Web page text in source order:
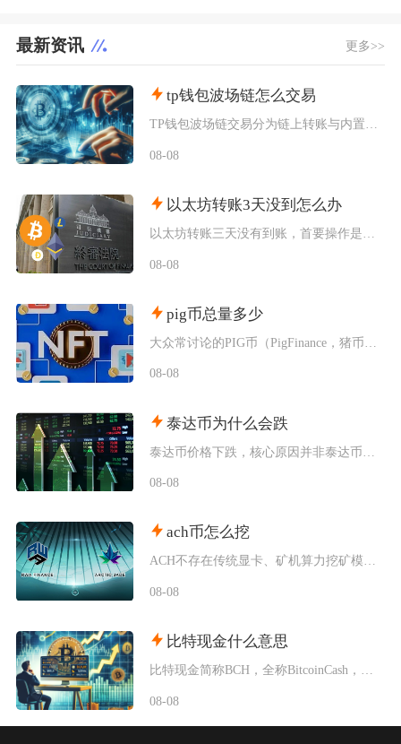
最新资讯 更多>>
tp钱包波场链怎么交易
08-08
以太坊转账3天没到怎么办
08-08
pig币总量多少
08-08
泰达币为什么会跌
08-08
ach币怎么挖
ACH不存在传统显卡、矿机算力挖矿模式，目前主流获取新增ACH的挖矿方式分为生态行为挖矿、
08-08
比特现金什么意思
比特现金简称BCH，全称BitcoinCash，是2017年8月从比特币主网硬分叉诞生的独
08-08